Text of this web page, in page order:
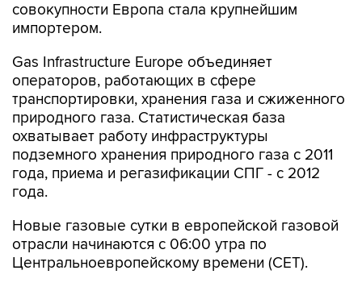
совокупности Европа стала крупнейшим
импортером.
Gas Infrastructure Europe объединяет
операторов, работающих в сфере
транспортировки, хранения газа и сжиженного
природного газа. Статистическая база
охватывает работу инфраструктуры
подземного хранения природного газа с 2011
года, приема и регазификации СПГ - с 2012
года.
Новые газовые сутки в европейской газовой
отрасли начинаются c 06:00 утра по
Центральноевропейскому времени (CET).